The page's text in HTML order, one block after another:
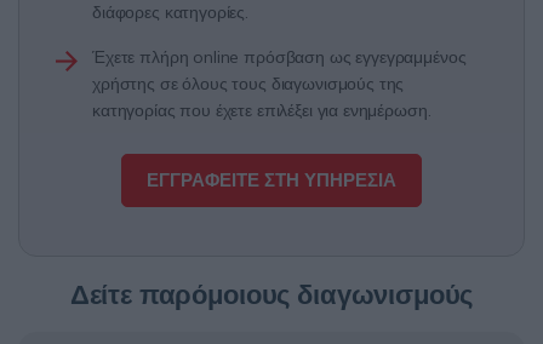
διάφορες κατηγορίες.
Έχετε πλήρη online πρόσβαση ως εγγεγραμμένος
χρήστης σε όλους τους διαγωνισμούς της
κατηγορίας που έχετε επιλέξει για ενημέρωση.
ΕΓΓΡΑΦΕΙΤΕ ΣΤΗ ΥΠΗΡΕΣΙΑ
Δείτε παρόμοιους διαγωνισμούς